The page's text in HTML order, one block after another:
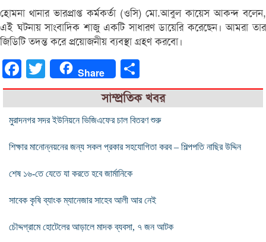
হোমনা থানার ভারপ্রাপ্ত কর্মকর্তা (ওসি) মো.আবুল কায়েস আকন্দ বলেন,
এই ঘটনায় সাংবাদিক শাজু একটি সাধারণ ডায়েরি করেছেন। আমরা তার
জিডিটি তদন্ত করে প্রয়োজনীয় ব্যবস্থা গ্রহণ করবো।
FacebookTwitter Share
সাম্প্রতিক খবর
মুরাদনগর সদর ইউনিয়নে ভিজিএফের চাল বিতরণ শুরু
শিক্ষার মানোন্নয়নের জন্য সকল প্রকার সহযোগিতা করব – শিল্পপতি নাছির উদ্দিন
শেষ ১৬-তে যেতে যা করতে হবে জার্মানিকে
সাবেক কৃষি ব্যাংক ম্যানেজার সাহেব আলী আর নেই
চৌদ্দগ্রামে হোটেলের আড়ালে মাদক ব্যবসা, ৭ জন আটক